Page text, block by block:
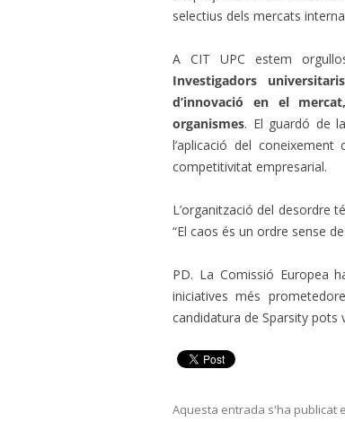
selectius dels mercats
A CIT UPC estem
Investigadors
d’innovació en el
organismes. El guardó de
l’aplicació del
competitivitat empresarial.
L’organització del desordre
“El caos és un ordre sense
PD. La Comissió Europea
iniciatives més
candidatura de Sparsity pots
Aquesta entrada s'ha publicat